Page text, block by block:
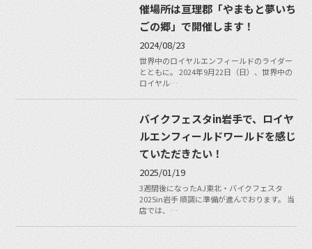
催場所は亘理郡「やまもと夢いち
ごの郷」で開催します！
2024/08/23
世界中のロイヤルエンフィールドのライダー
とともに。 2024年9月22日（日）、世界中の
ロイヤル…
バイクフェスタin岩手で、ロイヤ
ルエンフィールドワールドを感じ
ていただきたい！
2025/01/19
3週間後になったAJ東北・バイクフェスタ
2025in岩手 順調に準備が進んでおります。 当
店では、…